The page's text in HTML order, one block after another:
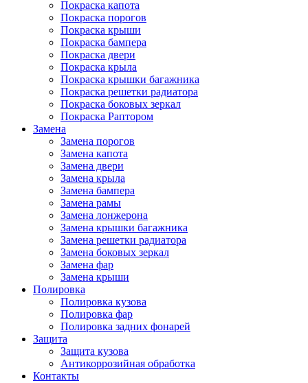
Покраска капота
Покраска порогов
Покраска крыши
Покраска бампера
Покраска двери
Покраска крыла
Покраска крышки багажника
Покраска решетки радиатора
Покраска боковых зеркал
Покраска Раптором
Замена
Замена порогов
Замена капота
Замена двери
Замена крыла
Замена бампера
Замена рамы
Замена лонжерона
Замена крышки багажника
Замена решетки радиатора
Замена боковых зеркал
Замена фар
Замена крыши
Полировка
Полировка кузова
Полировка фар
Полировка задних фонарей
Защита
Защита кузова
Антикоррозийная обработка
Контакты